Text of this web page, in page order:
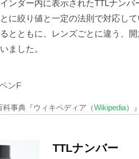
ンダー内に表示されたTTLナン
に絞り値と一定の法則で対応し
とともに、レンズごとに違う、
ました。
ンF
科事典『ウィキペディア（Wikipedia）』
TTLナンバー